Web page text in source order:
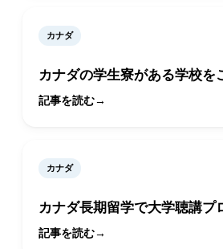
カナダ
カナダの学生寮がある学校を
記事を読む
カナダ
カナダ長期留学で大学聴講プ
記事を読む